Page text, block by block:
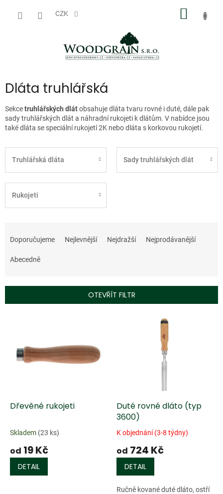
CZK
Dláta truhlářská
Sekcetruhlářských dlátobsahuje dláta tvaru rovné i duté, dále pak
sady truhlářských dlát a náhradní rukojeti k dlátům. V nabídce jsou
také dláta se speciální rukojetí 2K nebo dláta s korkovou rukojetí.
Truhlářská dláta Sady truhlářských dlát
Rukojeti
a
e
í
r
Doporučujeme Nejlevnější Nejdražší Nejprodávanější
Abecedně
OTEVŘÍT FILTR
dDřevěné rukojeti
Skladem (23 ks)
od 19 Kč
DETAIL
Duté rovné dláto (typ
3600)
K objednání (3-8 týdny)
od 724 Kč
DETAIL
Ručně kované duté dláto, ostří